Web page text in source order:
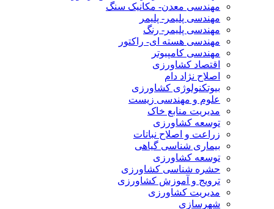
مهندسی معدن- مکانیک سنگ
مهندسی پلیمر- پلیمر
مهندسی پلیمر- رنگ
مهندسی هسته ای- راکتور
مهندسی کامپیوتر
اقتصاد کشاورزی
اصلاح نژاد دام
بیوتکنولوژی کشاورزی
علوم و مهندسی زیست
مدیریت منابع خاک
توسعه کشاورزی
زراعت و اصلاح نباتات
بیماری شناسی گیاهی
توسعه کشاورزی
حشره شناسی کشاورزی
ترویج و آموزش کشاورزی
مدیریت کشاورزی
شهرسازی